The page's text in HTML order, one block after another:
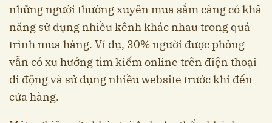
những người thường xuyên mua sắm càng có khả
năng sử dụng nhiều kênh khác nhau trong quá
trình mua hàng. Ví dụ, 30% người được phỏng
vẫn có xu hướng tìm kiếm online trên điện thoại
di động và sử dụng nhiều website trước khi đến
cửa hàng.